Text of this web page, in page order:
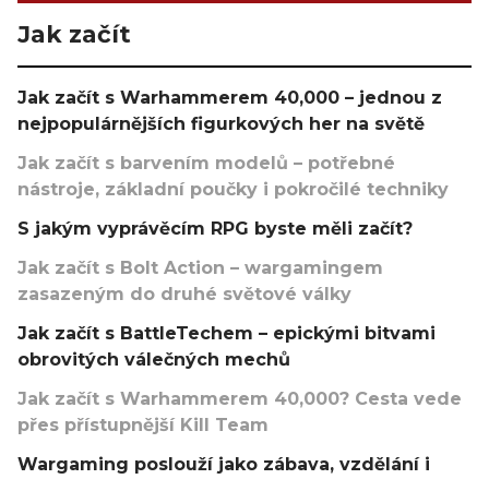
Jak začít
Jak začít s Warhammerem 40,000 – jednou z
nejpopulárnějších figurkových her na světě
Jak začít s barvením modelů – potřebné
nástroje, základní poučky i pokročilé techniky
S jakým vyprávěcím RPG byste měli začít?
Jak začít s Bolt Action – wargamingem
zasazeným do druhé světové války
Jak začít s BattleTechem – epickými bitvami
obrovitých válečných mechů
Jak začít s Warhammerem 40,000? Cesta vede
přes přístupnější Kill Team
Wargaming poslouží jako zábava, vzdělání i